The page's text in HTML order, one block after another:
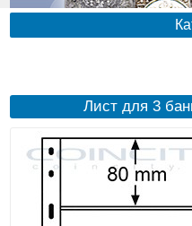
Лист для 3